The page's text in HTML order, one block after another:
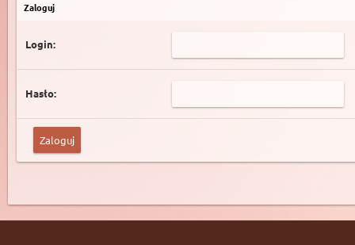
Zaloguj
Login:
Hasło: